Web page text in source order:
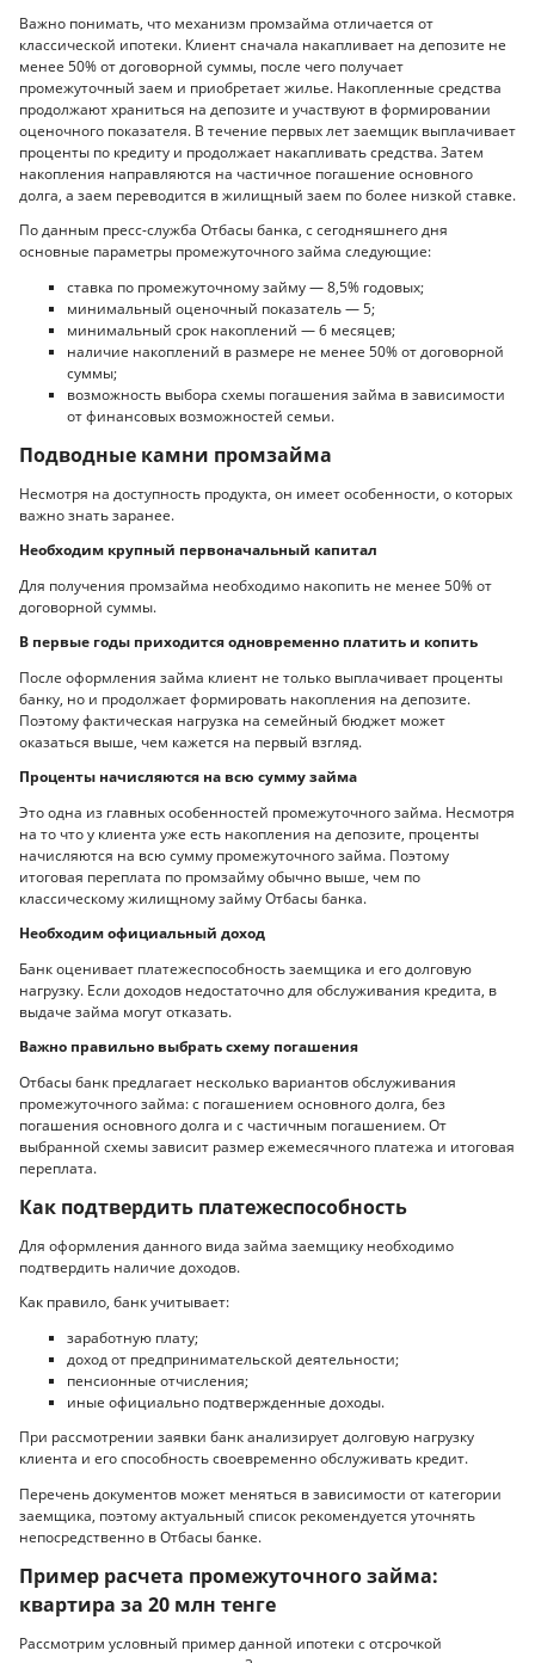
Важно понимать, что механизм промзайма отличается от
классической ипотеки. Клиент сначала накапливает на депозите не
менее 50% от договорной суммы, после чего получает
промежуточный заем и приобретает жилье. Накопленные средства
продолжают храниться на депозите и участвуют в формировании
оценочного показателя. В течение первых лет заемщик выплачивает
проценты по кредиту и продолжает накапливать средства. Затем
накопления направляются на частичное погашение основного
долга, а заем переводится в жилищный заем по более низкой ставке.
По данным пресс-служба Отбасы банка, с сегодняшнего дня
основные параметры промежуточного займа следующие:
ставка по промежуточному займу — 8,5% годовых;
минимальный оценочный показатель — 5;
минимальный срок накоплений — 6 месяцев;
наличие накоплений в размере не менее 50% от договорной
суммы;
возможность выбора схемы погашения займа в зависимости
от финансовых возможностей семьи.
Подводные камни промзайма
Несмотря на доступность продукта, он имеет особенности, о которых
важно знать заранее.
Необходим крупный первоначальный капитал
Для получения промзайма необходимо накопить не менее 50% от
договорной суммы.
В первые годы приходится одновременно платить и копить
После оформления займа клиент не только выплачивает проценты
банку, но и продолжает формировать накопления на депозите.
Поэтому фактическая нагрузка на семейный бюджет может
оказаться выше, чем кажется на первый взгляд.
Проценты начисляются на всю сумму займа
Это одна из главных особенностей промежуточного займа. Несмотря
на то что у клиента уже есть накопления на депозите, проценты
начисляются на всю сумму промежуточного займа. Поэтому
итоговая переплата по промзайму обычно выше, чем по
классическому жилищному займу Отбасы банка.
Необходим официальный доход
Банк оценивает платежеспособность заемщика и его долговую
нагрузку. Если доходов недостаточно для обслуживания кредита, в
выдаче займа могут отказать.
Важно правильно выбрать схему погашения
Отбасы банк предлагает несколько вариантов обслуживания
промежуточного займа: с погашением основного долга, без
погашения основного долга и с частичным погашением. От
выбранной схемы зависит размер ежемесячного платежа и итоговая
переплата.
Как подтвердить платежеспособность
Для оформления данного вида займа заемщику необходимо
подтвердить наличие доходов.
Как правило, банк учитывает:
заработную плату;
доход от предпринимательской деятельности;
пенсионные отчисления;
иные официально подтвержденные доходы.
При рассмотрении заявки банк анализирует долговую нагрузку
клиента и его способность своевременно обслуживать кредит.
Перечень документов может меняться в зависимости от категории
заемщика, поэтому актуальный список рекомендуется уточнять
непосредственно в Отбасы банке.
Пример расчета промежуточного займа:
квартира за 20 млн тенге
Рассмотрим условный пример данной ипотеки с отсрочкой